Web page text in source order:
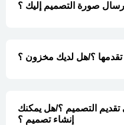
صورة التصميم إليك ؟
تقدمها ؟/هل لديك مخزون ؟
التصميم ؟/هل يمكنك
إنشاء تصميم ؟